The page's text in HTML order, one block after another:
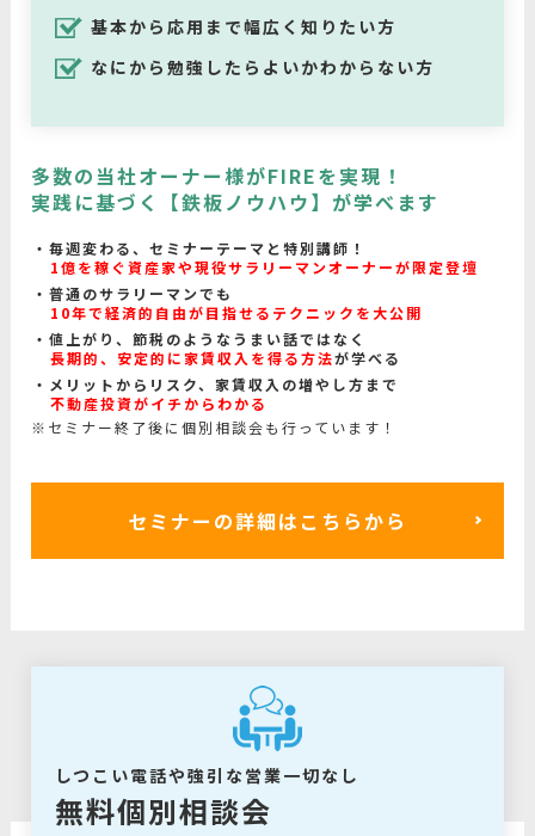
基本から応用まで幅広く知りたい方
なにから勉強したらよいかわからない方
多数の当社オーナー様がFIREを実現！
実践に基づく【鉄板ノウハウ】が学べます
毎週変わる、セミナーテーマと特別講師！
1億を稼ぐ資産家や現役サラリーマンオーナーが限定登壇
普通のサラリーマンでも
10年で経済的自由が目指せるテクニックを大公開
値上がり、節税のようなうまい話ではなく
長期的、安定的に家賃収入を得る方法が学べる
メリットからリスク、家賃収入の増やし方まで
不動産投資がイチからわかる
※セミナー終了後に個別相談会も行っています！
セミナーの詳細はこちらから
しつこい電話や強引な営業一切なし
無料個別相談会